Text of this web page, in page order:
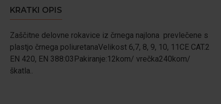
KRATKI OPIS
Zaščitne delovne rokavice iz črnega najlona prevlečene s
plastjo črnega poliuretanaVelikost 6,7, 8, 9, 10, 11CE CAT.2
EN 420, EN 388:03Pakiranje:12kom/ vrečka240kom/
škatla..